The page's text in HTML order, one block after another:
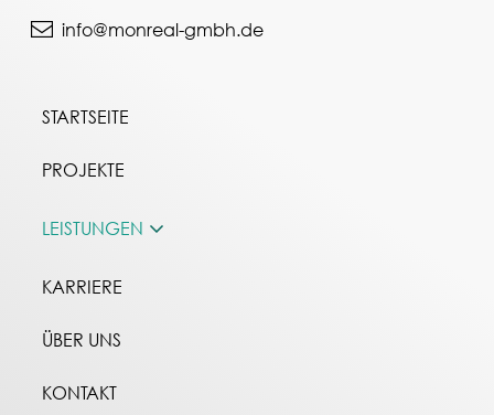
info@monreal-gmbh.de
STARTSEITE
PROJEKTE
LEISTUNGEN
KARRIERE
ÜBER UNS
KONTAKT